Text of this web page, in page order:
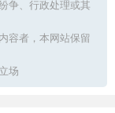
争、行政处理或其
容者，本网站保留
场